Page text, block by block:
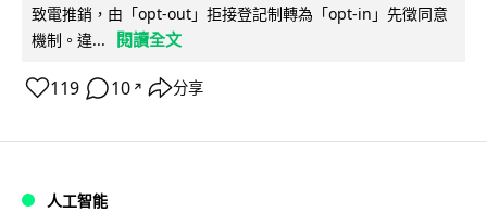
致電推銷，由「opt-out」拒接登記制轉為「opt-in」先徵同意
機制。違...
閱讀全文
119 10 ↗ 分享
人工智能